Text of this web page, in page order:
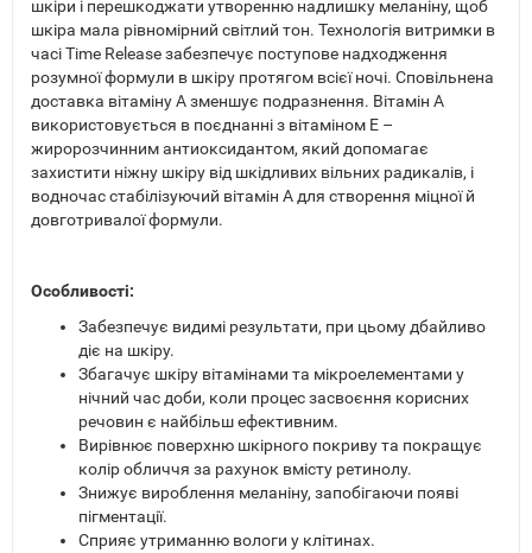
шкіри і перешкоджати утворенню надлишку меланіну, щоб
шкіра мала рівномірний світлий тон. Технологія витримки в
часі Time Release забезпечує поступове надходження
розумної формули в шкіру протягом всієї ночі. Сповільнена
доставка вітаміну А зменшує подразнення. Вітамін А
використовується в поєднанні з вітаміном Е –
жиророзчинним антиоксидантом, який допомагає
захистити ніжну шкіру від шкідливих вільних радикалів, і
водночас стабілізуючий вітамін А для створення міцної й
довготривалої формули.
Особливості:
Забезпечує видимі результати, при цьому дбайливо
діє на шкіру.
Збагачує шкіру вітамінами та мікроелементами у
нічний час доби, коли процес засвоєння корисних
речовин є найбільш ефективним.
Вирівнює поверхню шкірного покриву та покращує
колір обличчя за рахунок вмісту ретинолу.
Знижує вироблення меланіну, запобігаючи появі
пігментації.
Сприяє утриманню вологи у клітинах.